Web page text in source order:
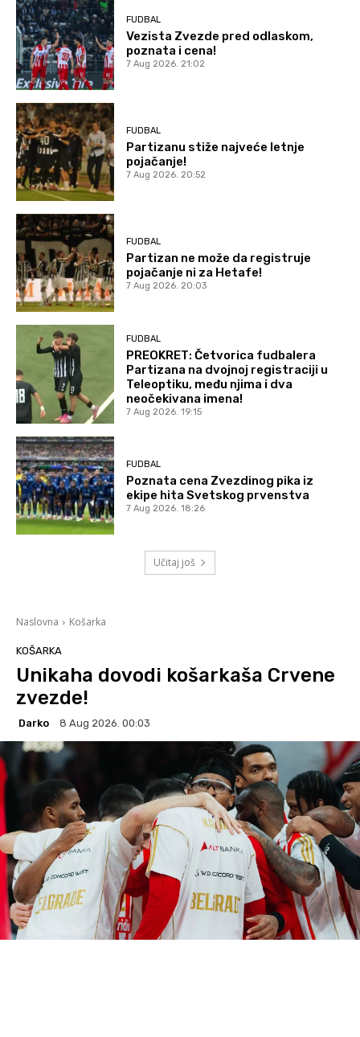
FUDBAL
Vezista Zvezde pred odlaskom,
poznata i cena!
7 Aug 2026. 21:02
FUDBAL
Partizanu stiže najveće letnje
pojačanje!
7 Aug 2026. 20:52
FUDBAL
Partizan ne može da registruje
pojačanje ni za Hetafe!
7 Aug 2026. 20:03
FUDBAL
PREOKRET: Četvorica fudbalera
Partizana na dvojnoj registraciji u
Teleoptiku, među njima i dva
neočekivana imena!
7 Aug 2026. 19:15
FUDBAL
Poznata cena Zvezdinog pika iz
ekipe hita Svetskog prvenstva
7 Aug 2026. 18:26
Učitaj još